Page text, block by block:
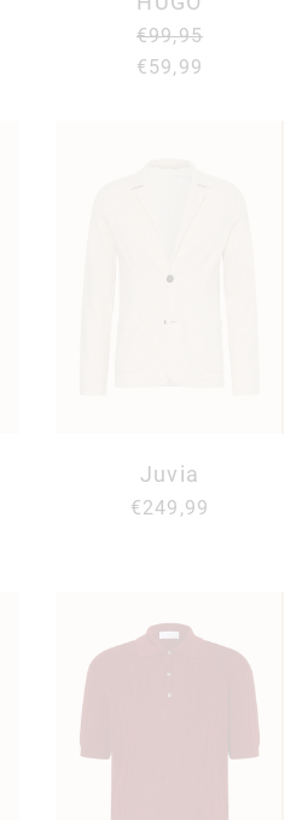
€99,95
€59,99
Juvia
€249,99